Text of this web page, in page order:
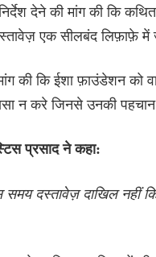
देने की मांग की कि
एक सीलबंद लिफ़ाफ़े में
की कि ईशा फ़ाउंडेशन
न करे जिनसे उनकी
प्रसाद ने कहा:
समय दस्तावेज़ दाखिल नहीं